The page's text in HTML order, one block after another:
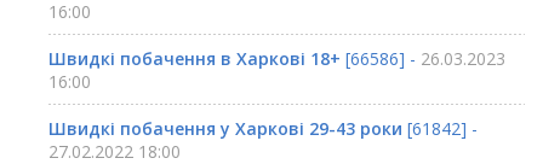
16:00
Швидкі побачення в Харкові 18+ [66586] - 26.03.2023
16:00
Швидкі побачення у Харкові 29-43 роки [61842] -
27.02.2022 18:00